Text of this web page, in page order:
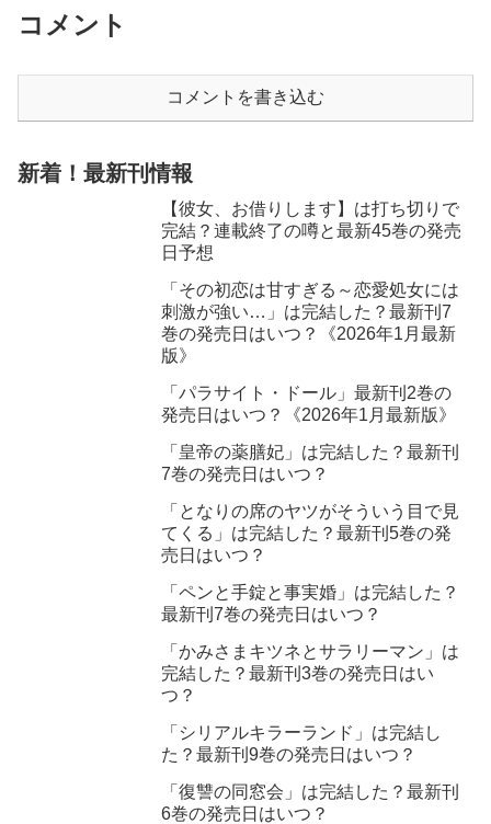
コメント
コメントを書き込む
新着！最新刊情報
【彼女、お借りします】は打ち切りで
完結？連載終了の噂と最新45巻の発売
日予想
「その初恋は甘すぎる～恋愛処女には
刺激が強い…」は完結した？最新刊7
巻の発売日はいつ？《2026年1月最新
版》
「パラサイト・ドール」最新刊2巻の
発売日はいつ？《2026年1月最新版》
「皇帝の薬膳妃」は完結した？最新刊
7巻の発売日はいつ？
「となりの席のヤツがそういう目で見
てくる」は完結した？最新刊5巻の発
売日はいつ？
「ペンと手錠と事実婚」は完結した？
最新刊7巻の発売日はいつ？
「かみさまキツネとサラリーマン」は
完結した？最新刊3巻の発売日はい
つ？
「シリアルキラーランド」は完結し
た？最新刊9巻の発売日はいつ？
「復讐の同窓会」は完結した？最新刊
6巻の発売日はいつ？